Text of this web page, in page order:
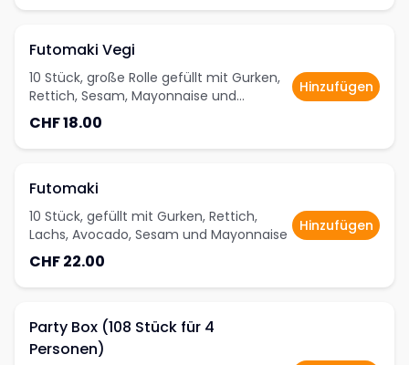
Futomaki Vegi
10 Stück, große Rolle gefüllt mit Gurken,
Rettich, Sesam, Mayonnaise und
Avocado
CHF 18.00
Hinzufügen
Futomaki
10 Stück, gefüllt mit Gurken, Rettich,
Lachs, Avocado, Sesam und Mayonnaise
CHF 22.00
Hinzufügen
Party Box (108 Stück für 4
Personen)